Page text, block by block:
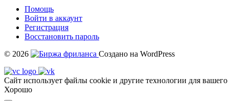
Помощь
Войти в аккаунт
Регистрация
Восстановить пароль
© 2026
Создано на WordPress
Сайт использует файлы cookie и другие технологии для вашего
Хорошо